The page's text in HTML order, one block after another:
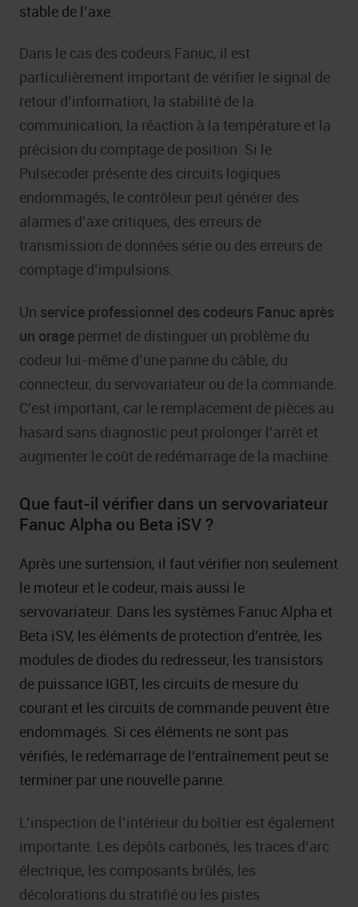
stable de l’axe.
Dans le cas des codeurs Fanuc, il est
particulièrement important de vérifier le signal de
retour d’information, la stabilité de la
communication, la réaction à la température et la
précision du comptage de position. Si le
Pulsecoder présente des circuits logiques
endommagés, le contrôleur peut générer des
alarmes d’axe critiques, des erreurs de
transmission de données série ou des erreurs de
comptage d’impulsions.
Un service professionnel des codeurs Fanuc après
un orage permet de distinguer un problème du
codeur lui-même d’une panne du câble, du
connecteur, du servovariateur ou de la commande.
C’est important, car le remplacement de pièces au
hasard sans diagnostic peut prolonger l’arrêt et
augmenter le coût de redémarrage de la machine.
Que faut-il vérifier dans un servovariateur
Fanuc Alpha ou Beta iSV ?
Après une surtension, il faut vérifier non seulement
le moteur et le codeur, mais aussi le
servovariateur. Dans les systèmes Fanuc Alpha et
Beta iSV, les éléments de protection d’entrée, les
modules de diodes du redresseur, les transistors
de puissance IGBT, les circuits de mesure du
courant et les circuits de commande peuvent être
endommagés. Si ces éléments ne sont pas
vérifiés, le redémarrage de l’entraînement peut se
terminer par une nouvelle panne.
L’inspection de l’intérieur du boîtier est également
importante. Les dépôts carbonés, les traces d’arc
électrique, les composants brûlés, les
décolorations du stratifié ou les pistes